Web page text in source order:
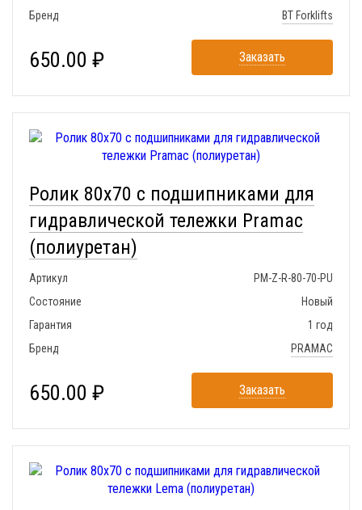
Бренд
BT Forklifts
650.00 ₽ Заказать
Ролик 80x70 с подшипниками для
гидравлической тележки Pramac
(полиуретан)
Артикул
PM-Z-R-80-70-PU
Состояние
Новый
Гарантия
1 год
Бренд
PRAMAC
650.00 ₽ Заказать